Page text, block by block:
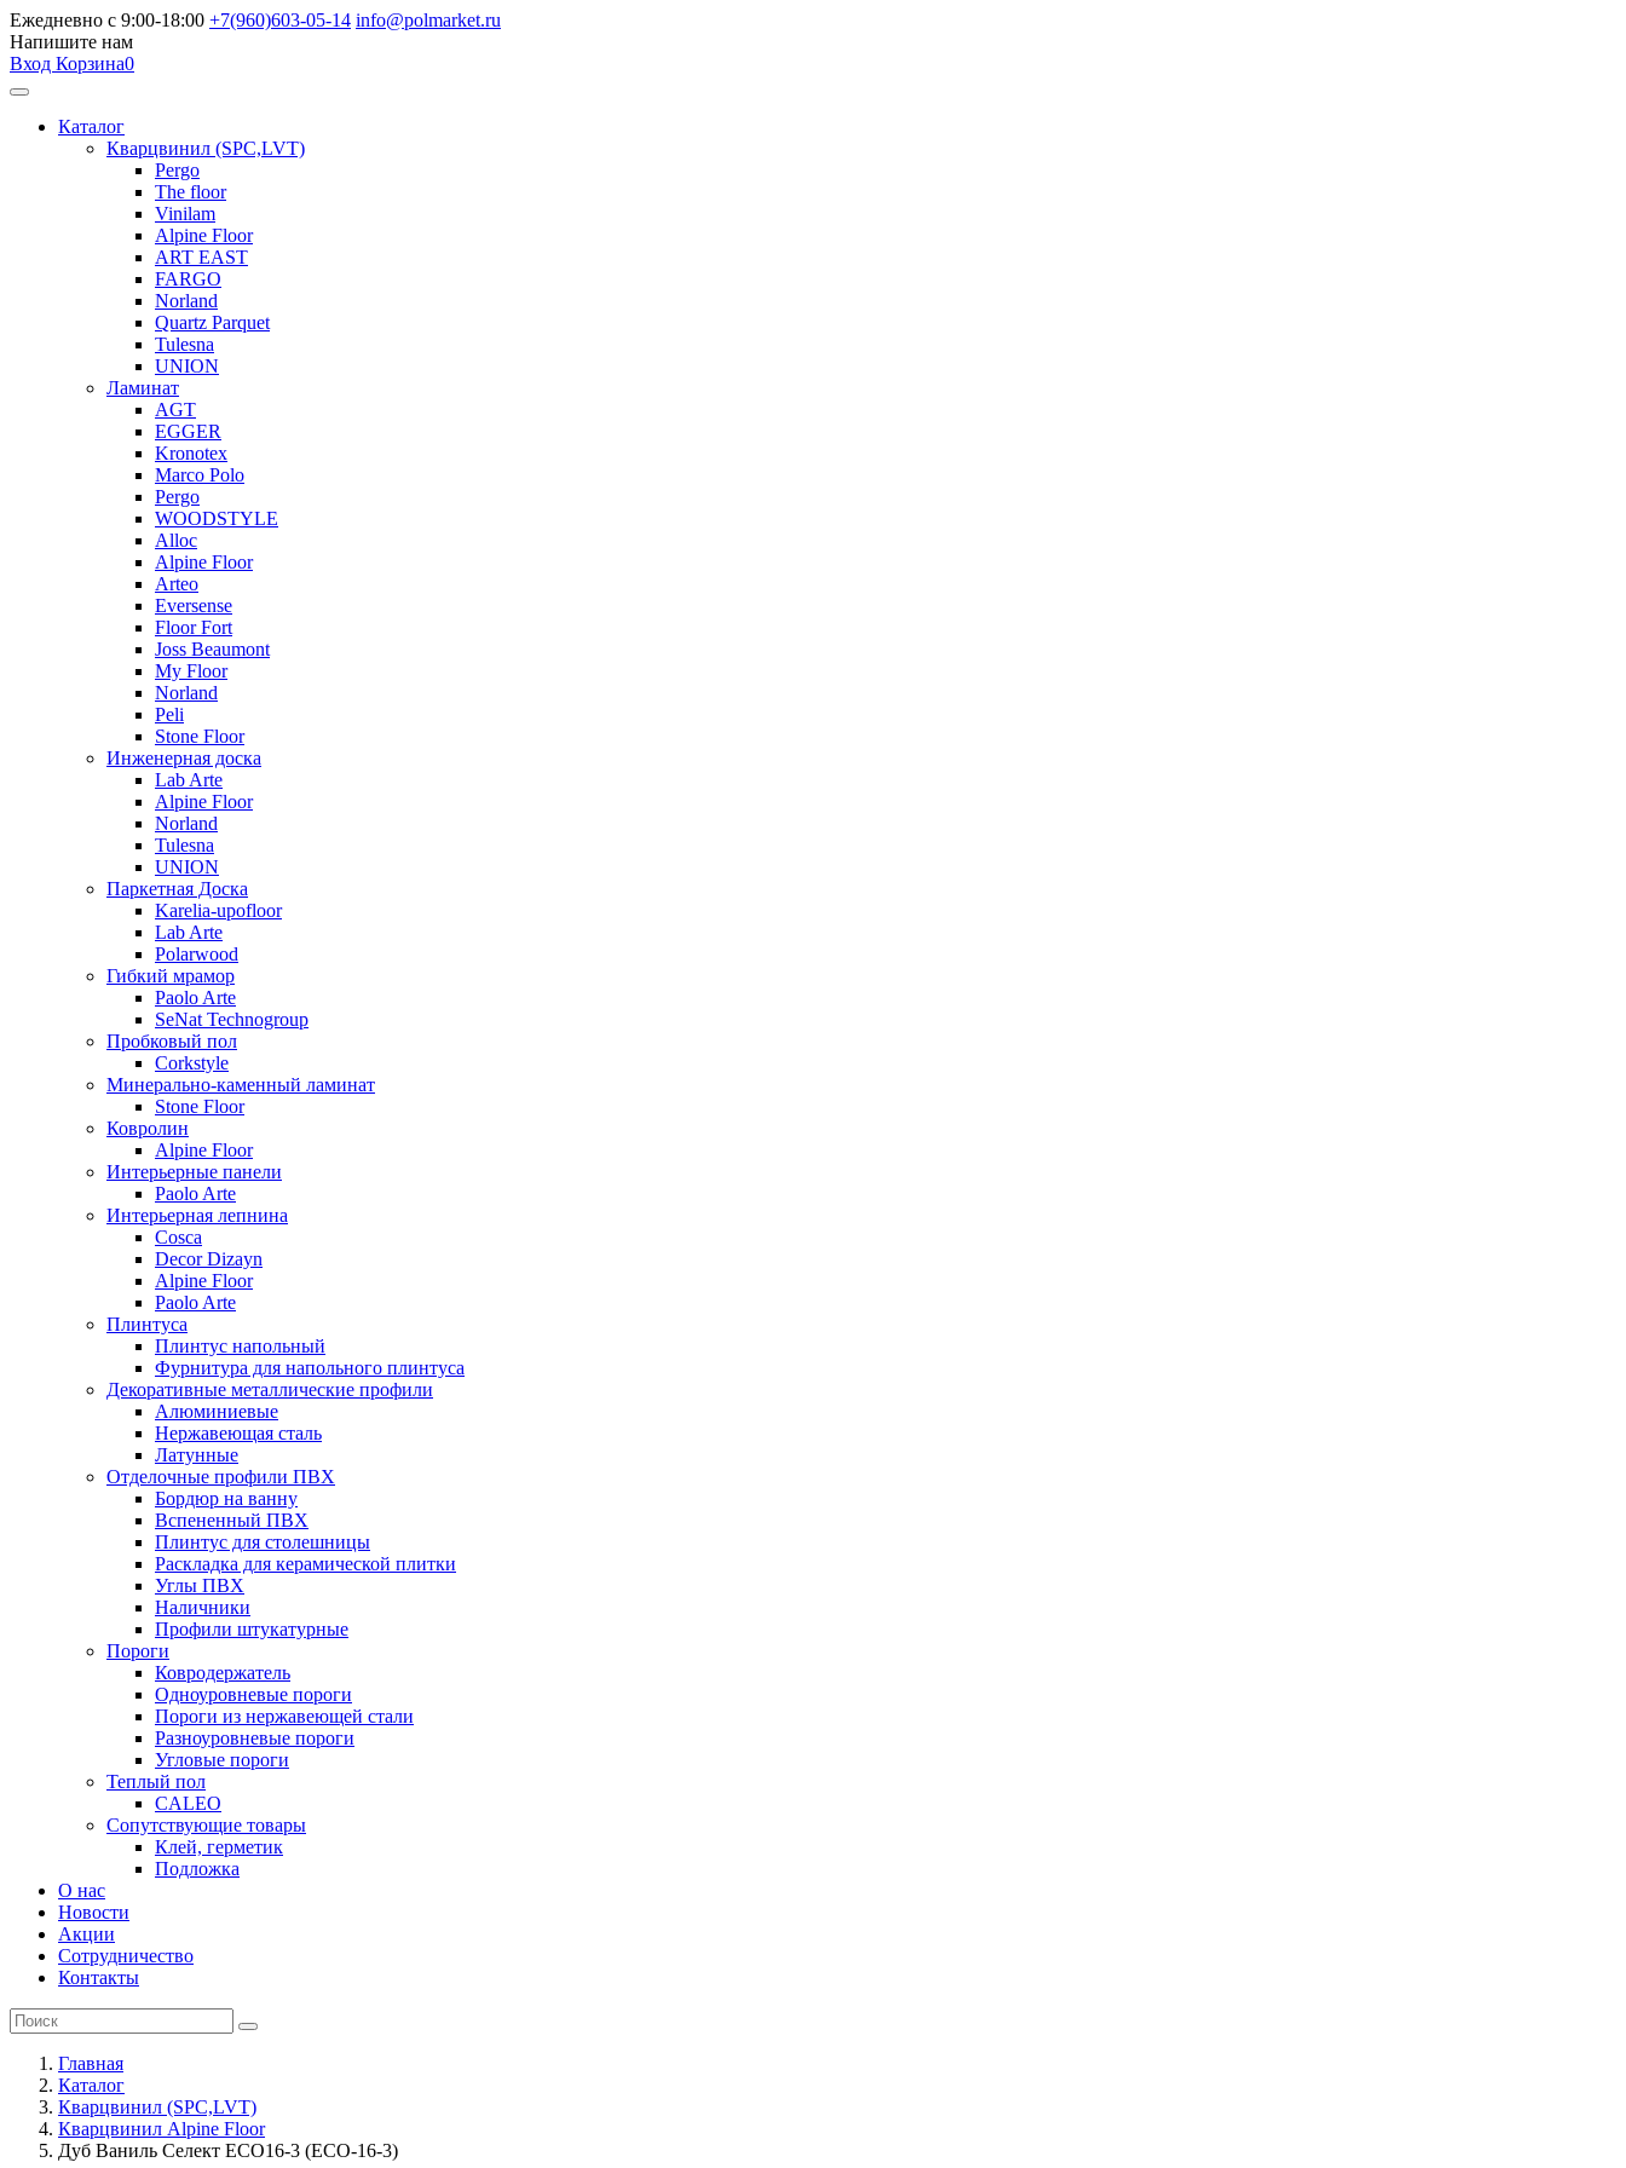
Ежедневно с 9:00-18:00 +7(960)603-05-14 info@polmarket.ru
Напишите нам
Вход Корзина0
Каталог
Кварцвинил (SPC,LVT)
Pergo
The floor
Vinilam
Alpine Floor
ART EAST
FARGO
Norland
Quartz Parquet
Tulesna
UNION
Ламинат
AGT
EGGER
Kronotex
Marco Polo
Pergo
WOODSTYLE
Alloc
Alpine Floor
Arteo
Eversense
Floor Fort
Joss Beaumont
My Floor
Norland
Peli
Stone Floor
Инженерная доска
Lab Arte
Alpine Floor
Norland
Tulesna
UNION
Паркетная Доска
Karelia-upofloor
Lab Arte
Polarwood
Гибкий мрамор
Paolo Arte
SeNat Technogroup
Пробковый пол
Corkstyle
Минерально-каменный ламинат
Stone Floor
Ковролин
Alpine Floor
Интерьерные панели
Paolo Arte
Интерьерная лепнина
Cosca
Decor Dizayn
Alpine Floor
Paolo Arte
Плинтуса
Плинтус напольный
Фурнитура для напольного плинтуса
Декоративные металлические профили
Алюминиевые
Нержавеющая сталь
Латунные
Отделочные профили ПВХ
Бордюр на ванну
Вспененный ПВХ
Плинтус для столешницы
Раскладка для керамической плитки
Углы ПВХ
Наличники
Профили штукатурные
Пороги
Ковродержатель
Одноуровневые пороги
Пороги из нержавеющей стали
Разноуровневые пороги
Угловые пороги
Теплый пол
CALEO
Сопутствующие товары
Клей, герметик
Подложка
О нас
Новости
Акции
Сотрудничество
Контакты
Главная
Каталог
Кварцвинил (SPC,LVT)
Кварцвинил Alpine Floor
Дуб Ваниль Селект ECO16-3 (ECO-16-3)